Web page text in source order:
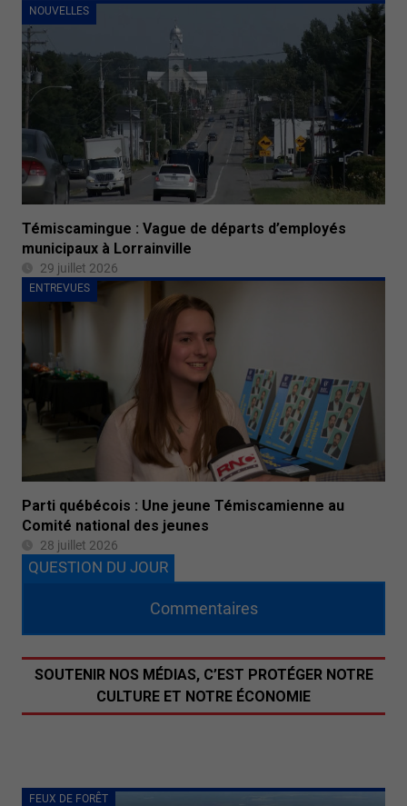
NOUVELLES
Témiscamingue : Vague de départs d’employés
municipaux à Lorrainville
29 juillet 2026
ENTREVUES
Parti québécois : Une jeune Témiscamienne au
Comité national des jeunes
28 juillet 2026
FEUX DE FORÊT
QUESTION DU JOUR
Commentaires
SOUTENIR NOS MÉDIAS, C’EST PROTÉGER NOTRE
CULTURE ET NOTRE ÉCONOMIE